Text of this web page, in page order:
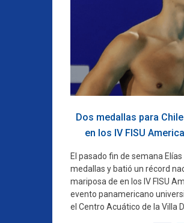
Dos medallas para
en los IV FISU
El pasado fin de semana
medallas y batió un récord
mariposa de en los IV FISU
evento panamericano
el Centro Acuático de la Villa